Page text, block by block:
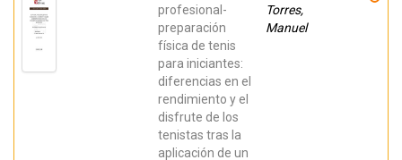
profesional-
preparación
física de tenis
para iniciantes:
diferencias en el
rendimiento y el
disfrute de los
tenistas tras la
aplicación de un
Torres,
Manuel